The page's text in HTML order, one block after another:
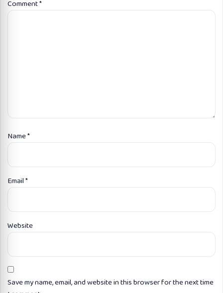
Comment*
Name*
Email*
Website
Save my name, email, and website in this browser for the next time